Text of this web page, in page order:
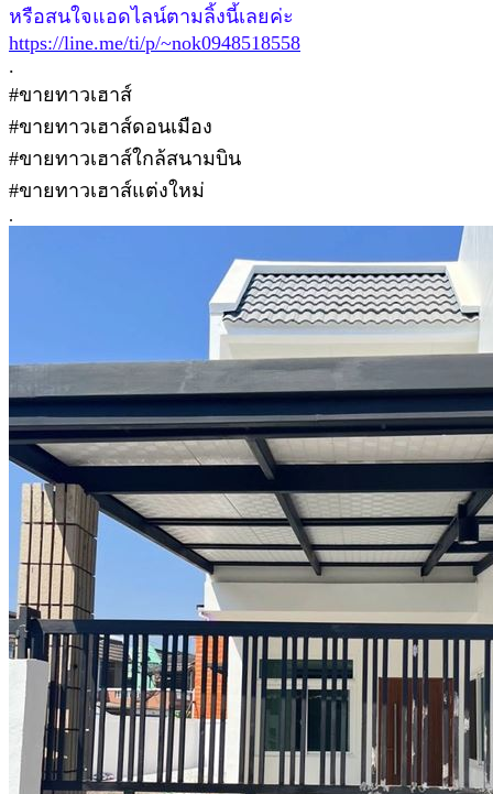
หรือสนใจแอดไลน์ตามลิ้งนี้เลยค่ะ
https://line.me/ti/p/~nok0948518558
.
#ขายทาวเฮาส์
#ขายทาวเฮาส์ดอนเมือง
#ขายทาวเฮาส์ใกล้สนามบิน
#ขายทาวเฮาส์แต่งใหม่
.